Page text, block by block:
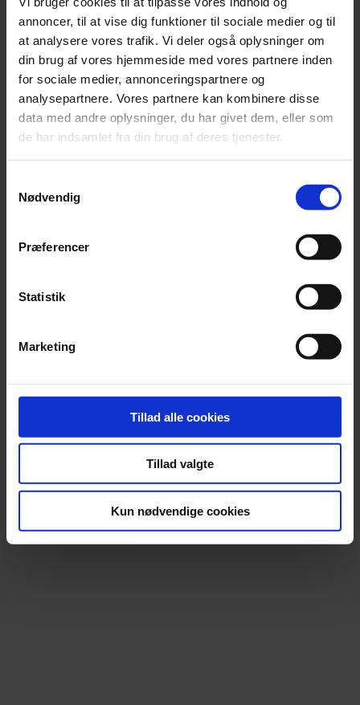
annoncer, til at vise dig funktioner til sociale medier og til
at analysere vores trafik. Vi deler også oplysninger om
din brug af vores hjemmeside med vores partnere inden
for sociale medier, annonceringspartnere og
analysepartnere. Vores partnere kan kombinere disse
data med andre oplysninger, du har givet dem, eller som
de har indsamlet fra din brug af deres tjenester.
Nødvendig
Præferencer
Statistik
Marketing
Tillad alle cookies
Tillad valgte
Kun nødvendige cookies
Annonce
Annonce
FLERE NYHEDER
Orkesterledelse forbyder røde nelliker
Over 2.000 nelliker er uddelt i solidaritet med chefdirigenten, men
nu slår ledelsen hårdt ned på det røde symbol.